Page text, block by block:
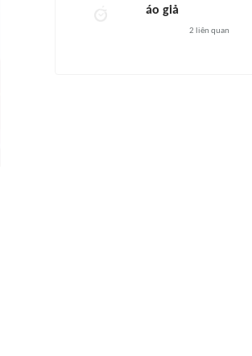
áo giả
2 liên quan